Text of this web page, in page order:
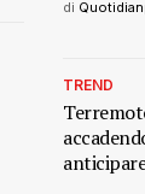
di
TREND